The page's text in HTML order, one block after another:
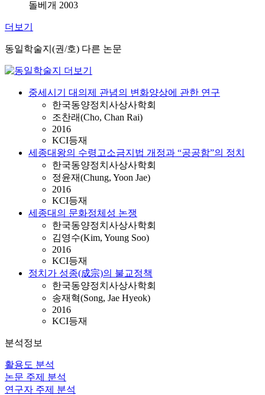
돌베개 2003
더보기
동일학술지(권/호) 다른 논문
중세시기 대의제 관념의 변화양상에 관한 연구
한국동양정치사상사학회
조찬래(Cho, Chan Rai)
2016
KCI등재
세종대왕의 수령고소금지법 개정과 “공공함”의 정치
한국동양정치사상사학회
정윤재(Chung, Yoon Jae)
2016
KCI등재
세종대의 문화정체성 논쟁
한국동양정치사상사학회
김영수(Kim, Young Soo)
2016
KCI등재
정치가 성종(成宗)의 불교정책
한국동양정치사상사학회
송재혁(Song, Jae Hyeok)
2016
KCI등재
분석정보
활용도 분석
논문 주제 분석
연구자 주제 분석